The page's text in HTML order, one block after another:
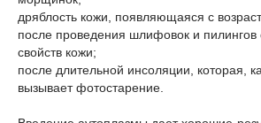
дряблость кожи, появляющаяся с
после проведения шлифовок и
свойств кожи;
после длительной инсоляции, которая,
вызывает фотостарение.